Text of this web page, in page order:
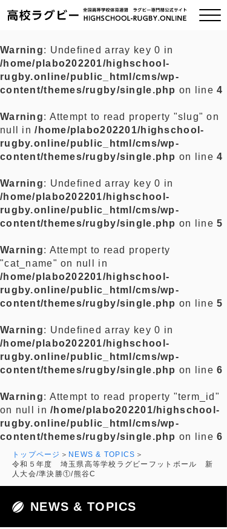
ご挨拶
全国チーム紹介
プライバシーポリシー
お問い合わせ
Warning: Undefined array key 0 in
/home/plabo202201/highschool-
rugby.online/public_html/cms/wp-
content/themes/rugby/single.php on line4
Warning: Attempt to read property "slug" on
null in/home/plabo202201/highschool-
rugby.online/public_html/cms/wp-
content/themes/rugby/single.php on line4
Warning: Undefined array key 0 in
/home/plabo202201/highschool-
rugby.online/public_html/cms/wp-
content/themes/rugby/single.php on line5
Warning: Attempt to read property
"cat_name" on null in
/home/plabo202201/highschool-
rugby.online/public_html/cms/wp-
content/themes/rugby/single.php on line5
Warning: Undefined array key 0 in
/home/plabo202201/highschool-
rugby.online/public_html/cms/wp-
content/themes/rugby/single.php on line6
Warning: Attempt to read property "term_id"
on null in/home/plabo202201/highschool-
rugby.online/public_html/cms/wp-
content/themes/rugby/single.php on line6
トップページ
NEWS & TOPICS
令和５年度 埼玉県高等学校ラグビーフットボール 新
人大会/準決勝①/熊谷C
NEWS & TOPICS